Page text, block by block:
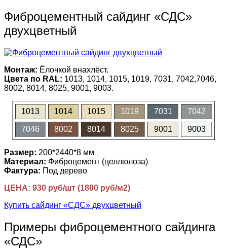
Фиброцементный сайдинг «СДС»
двухцветный
Монтаж: Ёлочкой внахлёст.
Цвета по RAL: 1013, 1014, 1015, 1019, 7031, 7042,7046,
8002, 8014, 8025, 9001, 9003.
1013 1014 1015 1019 7031 7042
7046 8002 8014 8025 9001 9003
Размер: 200*2440*8 мм
Материал: Фиброцемент (целлюлоза)
Фактура: Под дерево
ЦЕНА: 930 руб/шт (1800 руб/м2)
Купить сайдинг «СДС» двухцветный
Примеры фиброцементного сайдинга
«СДС»